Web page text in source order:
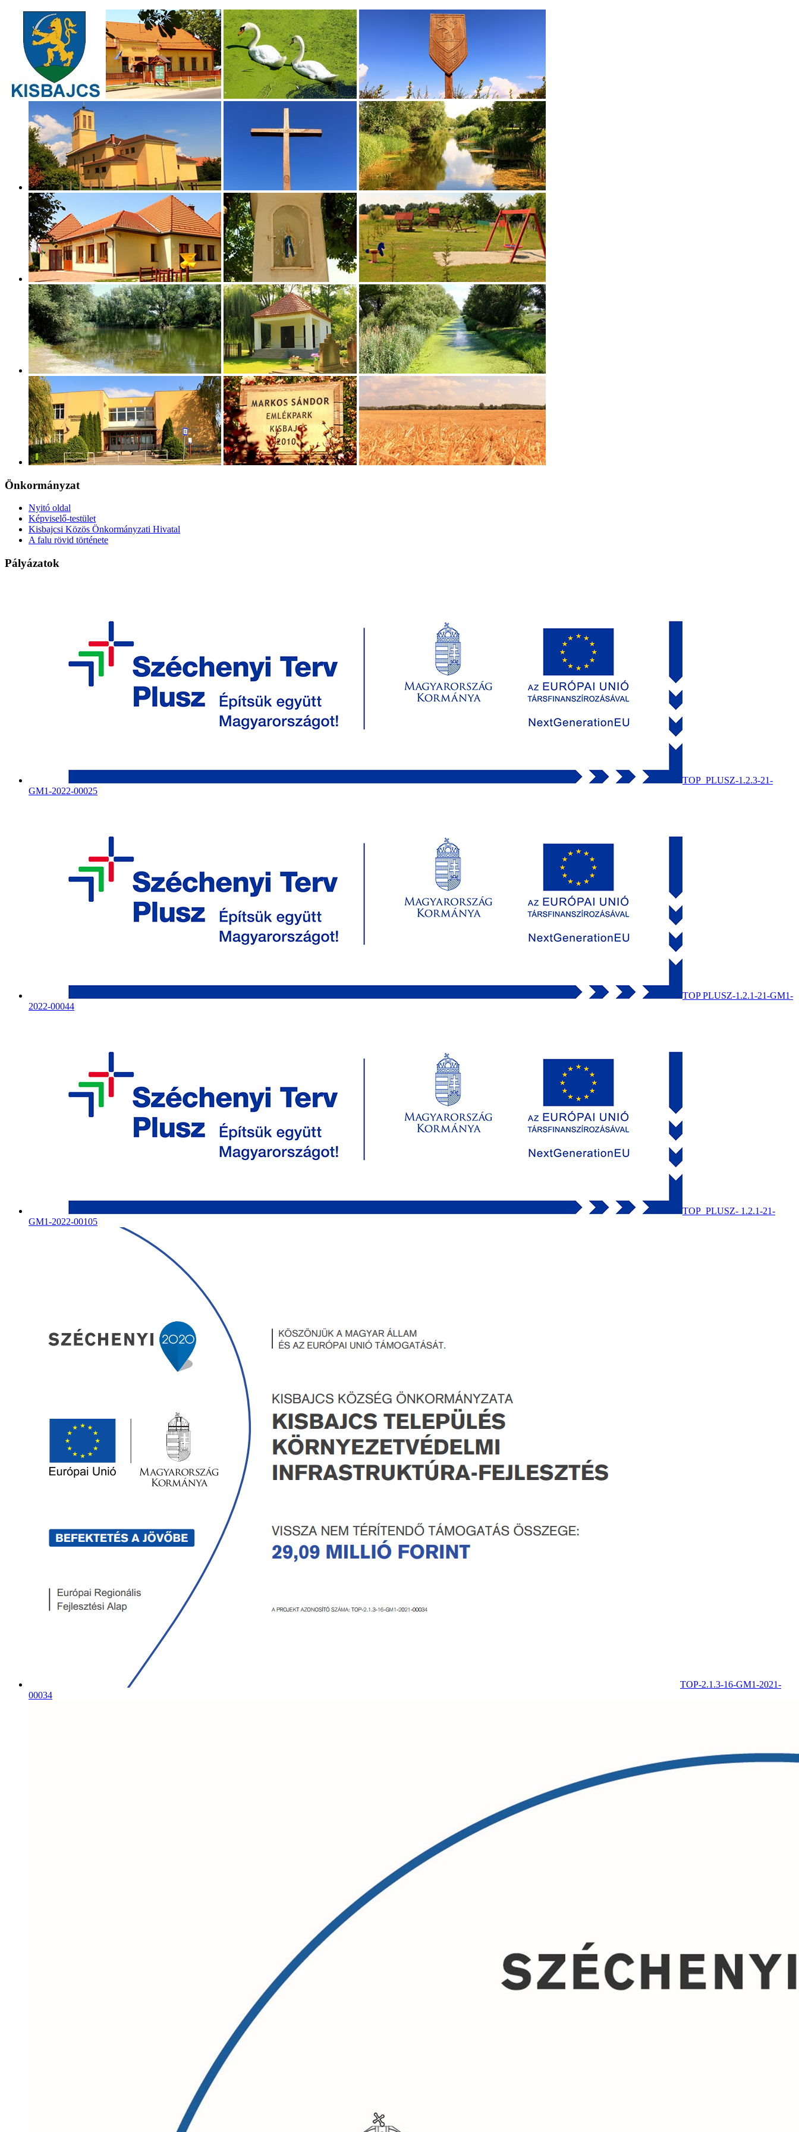
Önkormányzat
Nyitó oldal
Képviselő-testület
Kisbajcsi Közös Önkormányzati Hivatal
A falu rövid története
Pályázatok
TOP_PLUSZ-1.2.3-21-
GM1-2022-00025
TOP PLUSZ-1.2.1-21-GM1-
2022-00044
TOP_PLUSZ- 1.2.1-21-
GM1-2022-00105
TOP-2.1.3-16-GM1-2021-
00034